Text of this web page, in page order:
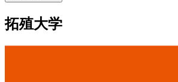
拓殖大学